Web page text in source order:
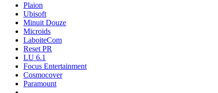
Plaion
Ubisoft
Minuit Douze
Microids
LaboiteCom
Reset PR
LU 6.1
Focus Entertainment
Cosmocover
Paramount